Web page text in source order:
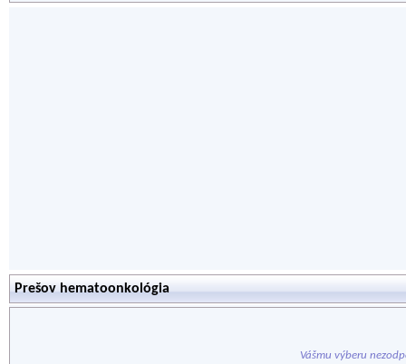
Prešov hematoonkológia
Vášmu výberu